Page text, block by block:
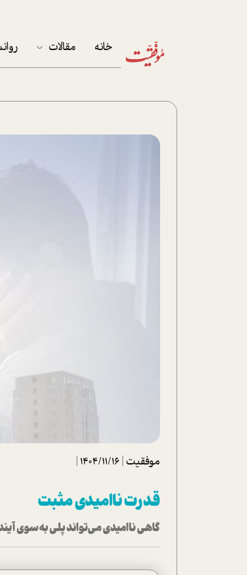
خانه مقالات
داستان
موفقیت |
1404/11/16
|
قدرت ناامیدی مثبت
گاهی ناامیدی می‌تواند پلی به سوی